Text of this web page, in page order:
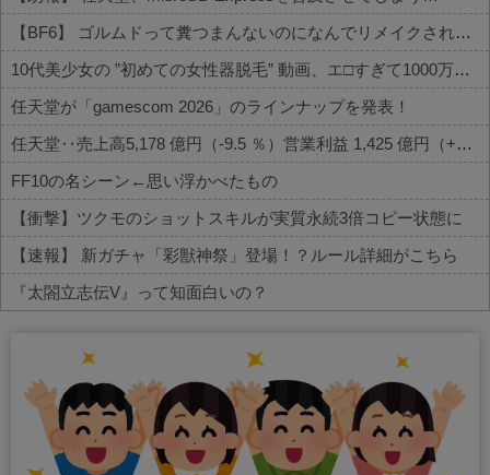
【BF6】 ゴルムドって糞つまんないのになんでリメイクされたの？
10代美少女の ”初めての女性器脱毛” 動画、エ□すぎて1000万再生される・・・
任天堂が「gamescom 2026」のラインナップを発表！
任天堂‥売上高5,178 億円（-9.5 ％）営業利益 1,425 億円（+150.5 %）
FF10の名シーン←思い浮かべたもの
【衝撃】ツクモのショットスキルが実質永続3倍コピー状態に
【速報】 新ガチャ「彩獣神祭」登場！？ルール詳細がこちら
『太閤立志伝V』って知面白いの？